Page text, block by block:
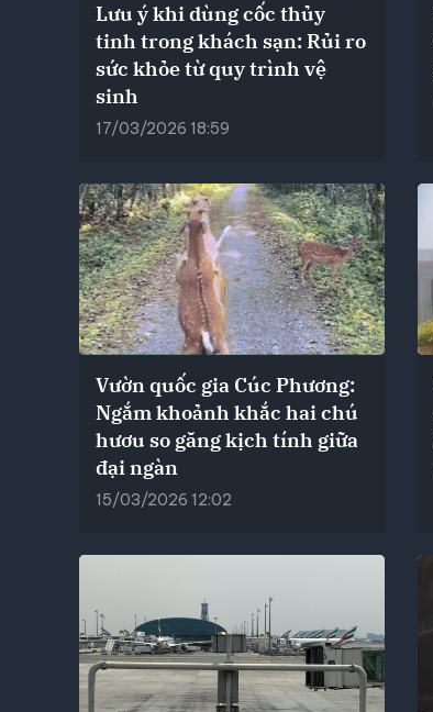
Lưu ý khi dùng cốc thủy
tinh trong khách sạn: Rủi ro
sức khỏe từ quy trình vệ
sinh
17/03/2026 18:59
Vườn quốc gia Cúc Phương:
Ngắm khoảnh khắc hai chú
hươu so găng kịch tính giữa
đại ngàn
15/03/2026 12:02